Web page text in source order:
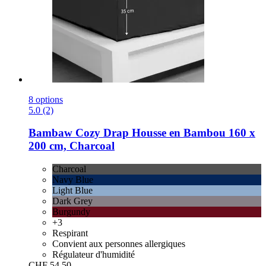
8 options
5.0 (2)
Bambaw Cozy Drap Housse en Bambou 160 x
200 cm, Charcoal
Charcoal
Navy Blue
Light Blue
Dark Grey
Burgundy
+3
Respirant
Convient aux personnes allergiques
Régulateur d'humidité